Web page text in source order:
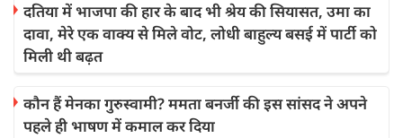
दतिया में भाजपा की हार के बाद भी श्रेय की सियासत, उमा का
दावा, मेरे एक वाक्य से मिले वोट, लोधी बाहुल्य बसई में पार्टी को
मिली थी बढ़त
कौन हैं मेनका गुरुस्वामी? ममता बनर्जी की इस सांसद ने अपने
पहले ही भाषण में कमाल कर दिया